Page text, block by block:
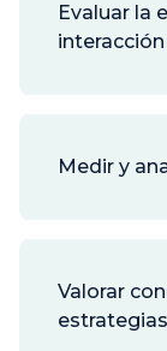
Evaluar la
Medir y
Valorar
estrategias